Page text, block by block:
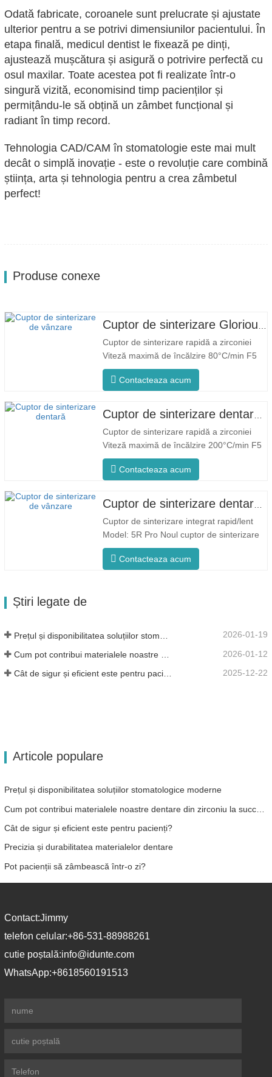
Odată fabricate, coroanele sunt prelucrate și ajustate
ulterior pentru a se potrivi dimensiunilor pacientului. În
etapa finală, medicul dentist le fixează pe dinți,
ajustează mușcătura și asigură o potrivire perfectă cu
osul maxilar. Toate acestea pot fi realizate într-o
singură vizită, economisind timp pacienților și
permițându-le să obțină un zâmbet funcțional și
radiant în timp record.
Tehnologia CAD/CAM în stomatologie este mai mult
decât o simplă inovație - este o revoluție care combină
știința, arta și tehnologia pentru a crea zâmbetul
perfect!
Produse conexe
Cuptor de sinterizare Glorious Dental F5 Max
Cuptor de sinterizare rapidă a zirconiei
Viteză maximă de încălzire 80°C/min F5
Max Proces inovator Temperatura
uniformă a cuptorului F5 Max se
de 80°C/minut. Încălzirea circumferențială
la 360° asigură o temperatură uniformă a
cuptorului și rezultate...
Contacteaza acum
Cuptor de sinterizare dentară Glorious F5 Pro
Cuptor de sinterizare rapidă a zirconiei
Viteză maximă de încălzire 200°C/min F5
Pro Proces inovator Temperatura uniformă
a cuptorului F5 Pro se mândrește cu o
Încălzirea circumferențială la 360° asigură
o temperatură uniformă a cuptorului și...
Contacteaza acum
Cuptor de sinterizare dentară rapid/lent glorios
Cuptor de sinterizare integrat rapid/lent
Model: 5R Pro Noul cuptor de sinterizare
dentară este special conceput pentru
stomatologie, cu un timp de ardere rapid
Contacteaza acum
Știri legate de
2026-01-19
2026-01-12
2025-12-22
Articole populare
Prețul și disponibilitatea soluțiilor stomatologice moderne
Cât de sigur și eficient este pentru pacienți?
Precizia și durabilitatea materialelor dentare
Pot pacienții să zâmbească într-o zi?
Contact:Jimmy
telefon celular:+86-531-88988261
cutie poștală:info@idunte.com
WhatsApp:+8618560191513